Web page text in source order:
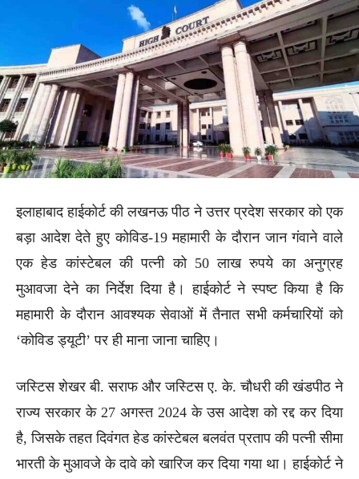
इलाहाबाद हाईकोर्ट की लखनऊ पीठ ने उत्तर प्रदेश सरकार को एक
बड़ा आदेश देते हुए कोविड-19 महामारी के दौरान जान गंवाने वाले
एक हेड कांस्टेबल की पत्नी को 50 लाख रुपये का अनुग्रह
मुआवजा देने का निर्देश दिया है। हाईकोर्ट ने स्पष्ट किया है कि
महामारी के दौरान आवश्यक सेवाओं में तैनात सभी कर्मचारियों को
‘कोविड ड्यूटी’ पर ही माना जाना चाहिए।
जस्टिस शेखर बी. सराफ और जस्टिस ए. के. चौधरी की खंडपीठ ने
राज्य सरकार के 27 अगस्त 2024 के उस आदेश को रद्द कर दिया
है, जिसके तहत दिवंगत हेड कांस्टेबल बलवंत प्रताप की पत्नी सीमा
भारती के मुआवजे के दावे को खारिज कर दिया गया था। हाईकोर्ट ने